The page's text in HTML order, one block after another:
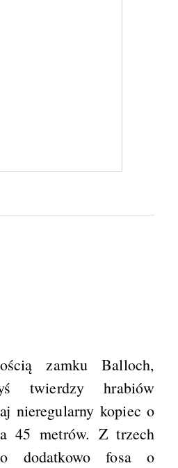
zamku Balloch,
twierdzy hrabiów
nieregularny kopiec o
45 metrów. Z trzech
dodatkowo fosa o